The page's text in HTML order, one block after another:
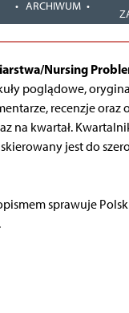
ARCHIWUM
Nursing
poglądowe,
recenzje
na kwartał.
skierowany jest do
sprawuje